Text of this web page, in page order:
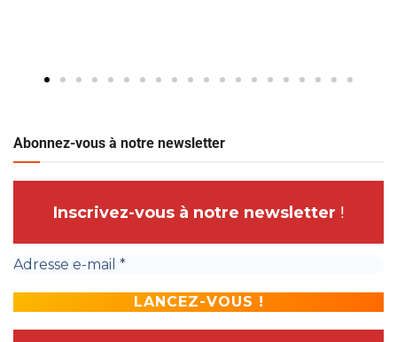
Abonnez-vous à notre newsletter
Inscrivez-vous à notre newsletter !